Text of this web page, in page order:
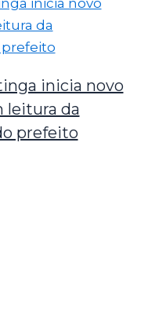
inicia novo
leitura da
prefeito